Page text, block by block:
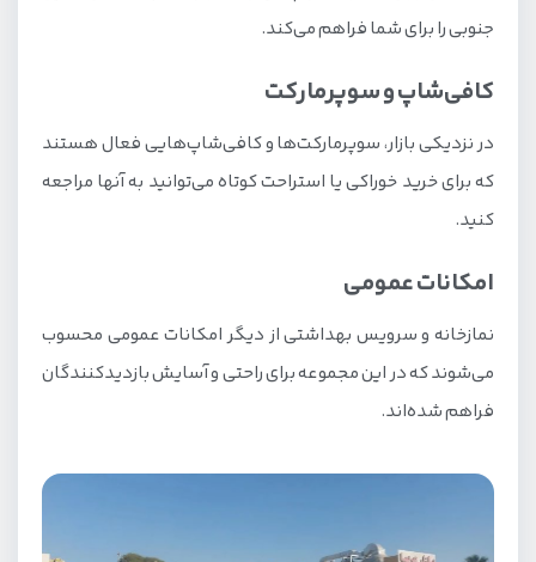
جنوبی را برای شما فراهم می‌کند.
کافی‌شاپ و سوپرمارکت
در نزدیکی بازار، سوپرمارکت‌ها و کافی‌شاپ‌هایی فعال هستند
که برای خرید خوراکی یا استراحت کوتاه می‌توانید به آنها مراجعه
کنید.
امکانات عمومی
نمازخانه و سرویس بهداشتی از دیگر امکانات عمومی محسوب
می‌شوند که در این مجموعه برای راحتی و آسایش بازدیدکنندگان
فراهم شده‌اند.